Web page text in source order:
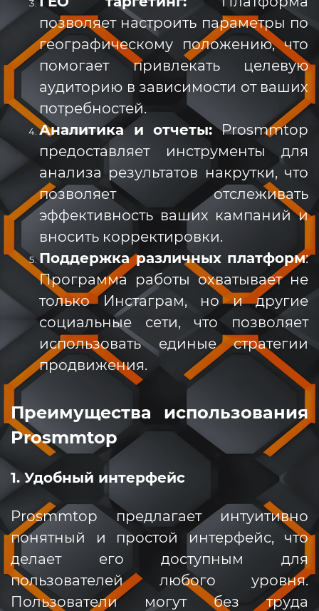
позволяет настроить параметры по
географическому положению, что
помогает привлекать целевую
аудиторию в зависимости от ваших
потребностей.
Аналитика и отчеты:Prosmmtop
предоставляет инструменты для
анализа результатов накрутки, что
позволяет отслеживать
эффективность ваших кампаний и
вносить корректировки.
Поддержка различных платформ:
Программа работы охватывает не
только Инстаграм, но и другие
социальные сети, что позволяет
использовать единые стратегии
продвижения.
Преимущества использования
Prosmmtop
1. Удобный интерфейс
Prosmmtop предлагает интуитивно
понятный и простой интерфейс, что
делает его доступным для
пользователей любого уровня.
Пользователи могут без труда